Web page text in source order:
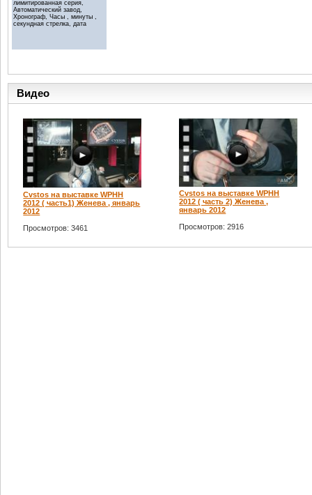
лимитированная серия,
Автоматический завод,
Хронограф, Часы , минуты ,
секундная стрелка, дата
Видео
Cvstos на выставке WPHH
2012 ( часть1) Женева , январь
2012
Просмотров: 3461
Cvstos на выставке WPHH
2012 ( часть 2) Женева ,
январь 2012
Просмотров: 2916